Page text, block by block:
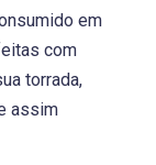
em
com
torrada,
assim